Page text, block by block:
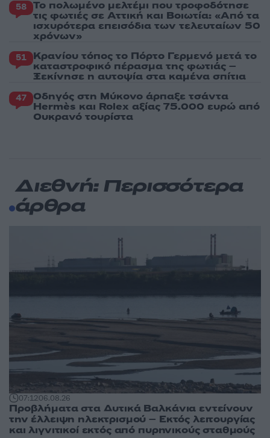
58 Το πολωμένο μελτέμι που τροφοδότησε
τις φωτιές σε Αττική και Βοιωτία: «Από τα
ισχυρότερα επεισόδια των τελευταίων 50
χρόνων»
51 Κρανίου τόπος το Πόρτο Γερμενό μετά το
καταστροφικό πέρασμα της φωτιάς –
Ξεκίνησε η αυτοψία στα καμένα σπίτια
47 Οδηγός στη Μύκονο άρπαξε τσάντα
Hermès και Rolex αξίας 75.000 ευρώ από
Ουκρανό τουρίστα
Διεθνή: Περισσότερα
άρθρα
07:1206.08.26
Προβλήματα στα Δυτικά Βαλκάνια εντείνουν
την έλλειψη ηλεκτρισμού – Εκτός λειτουργίας
και λιγνιτικοί εκτός από πυρηνικούς σταθμούς